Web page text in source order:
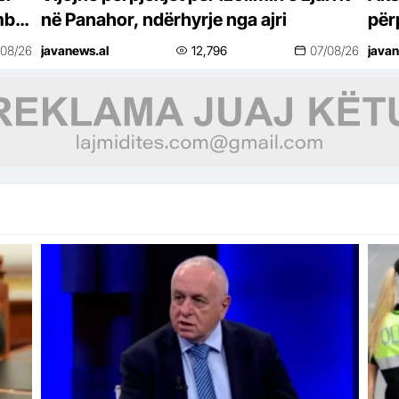
26
në Panahor, ndërhyrje nga ajri
javanews.al 12,796 07/08/26